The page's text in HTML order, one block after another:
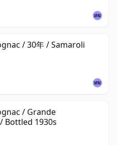
/ 30年 / Samaroli
/ Grande
Bottled 1930s